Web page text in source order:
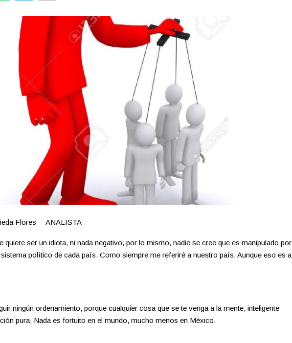
Flores ANALISTA
quiere ser un idiota, ni nada negativo, por lo mismo, nadie se cree que es manipulado por
político de cada país. Como siempre me referiré a nuestro país. Aunque eso es a
ningún ordenamiento, porque cualquier cosa que se te venga a la mente, inteligente
pura. Nada es fortuito en el mundo, mucho menos en México.